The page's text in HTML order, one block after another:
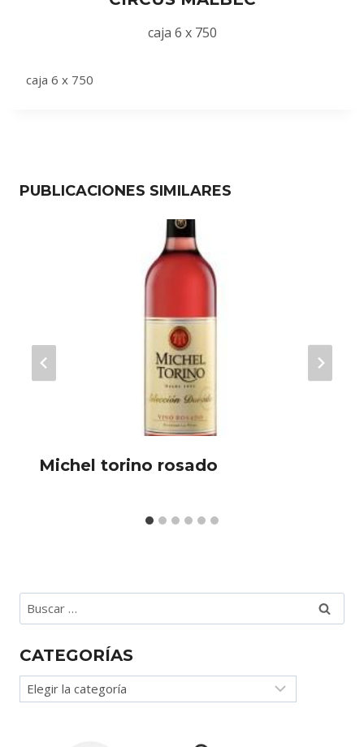
caja 6 x 750
caja 6 x 750
PUBLICACIONES SIMILARES
Michel torino rosado
Buscar:
CATEGORÍAS
Categorías